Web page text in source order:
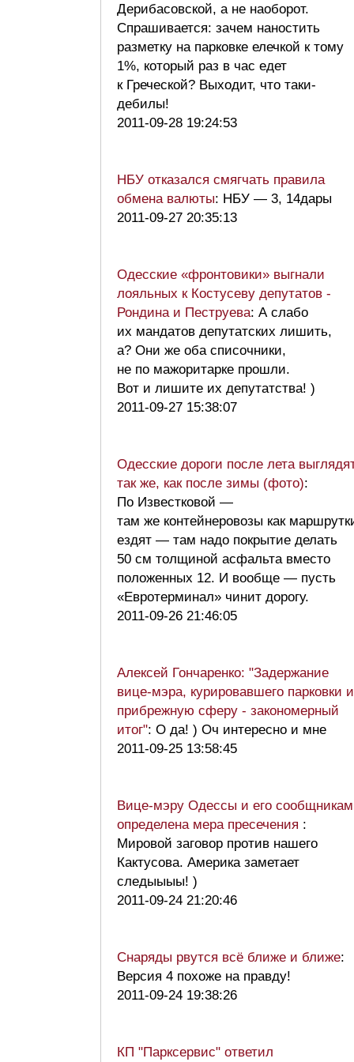
Дерибасовской, а не наоборот.
Спрашивается: зачем наностить
разметку на парковке елечкой к тому
1%, который раз в час едет
к Греческой? Выходит, что таки-
дебилы!
2011-09-28 19:24:53
НБУ отказался смягчать правила
обмена валюты: НБУ — 3, 14дары
2011-09-27 20:35:13
Одесские «фронтовики» выгнали
лояльных к Костусеву депутатов -
Рондина и Пеструева: А слабо
их мандатов депутатских лишить,
а? Они же оба списочники,
не по мажоритарке прошли.
Вот и лишите их депутатства! )
2011-09-27 15:38:07
Одесские дороги после лета
так же, как после зимы (фото):
По Известковой —
там же контейнеровозы как
ездят — там надо покрытие делать
50 см толщиной асфальта вместо
положенных 12. И вообще — пусть
«Евротерминал» чинит дорогу.
2011-09-26 21:46:05
Алексей Гончаренко: "Задержание
вице-мэра, курировавшего парковки и
прибрежную сферу - закономерный
итог": О да! ) Оч интересно и мне
2011-09-25 13:58:45
Вице-мэру Одессы и его сообщникам
определена мера пресечения :
Мировой заговор против нашего
Кактусова. Америка заметает
следыыыы! )
2011-09-24 21:20:46
Снаряды рвутся всё ближе и ближе:
Версия 4 похоже на правду!
2011-09-24 19:38:26
КП "Парксервис" ответил